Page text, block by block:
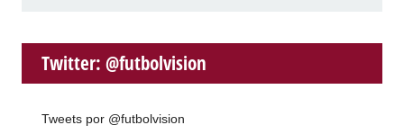
Twitter: @futbolvision
Tweets por @futbolvision